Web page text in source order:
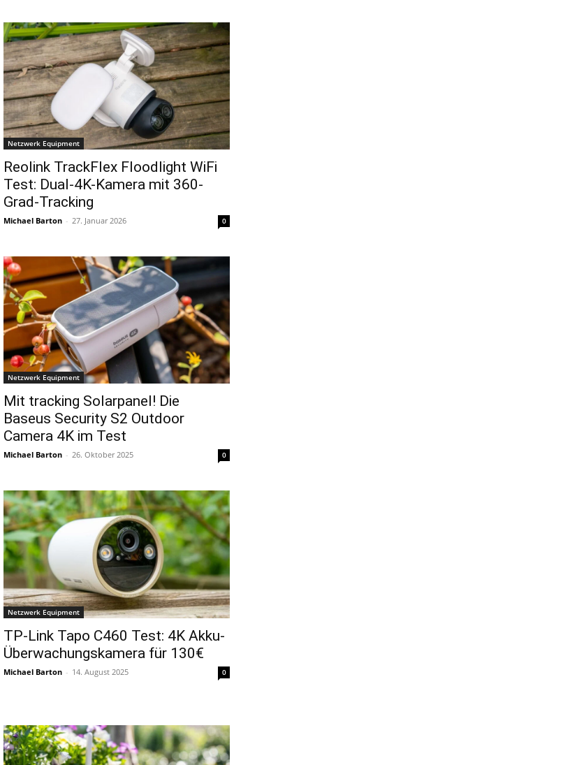
Netzwerk Equipment
Reolink TrackFlex Floodlight WiFi
Test: Dual-4K-Kamera mit 360-
Grad-Tracking
Michael Barton - 27. Januar 2026 0
Netzwerk Equipment
Mit tracking Solarpanel! Die
Baseus Security S2 Outdoor
Camera 4K im Test
Michael Barton - 26. Oktober 2025 0
Netzwerk Equipment
TP-Link Tapo C460 Test: 4K Akku-
Überwachungskamera für 130€
Michael Barton - 14. August 2025 0